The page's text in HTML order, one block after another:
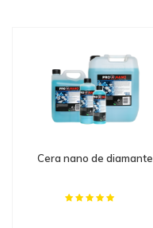
Cera nano de diamante